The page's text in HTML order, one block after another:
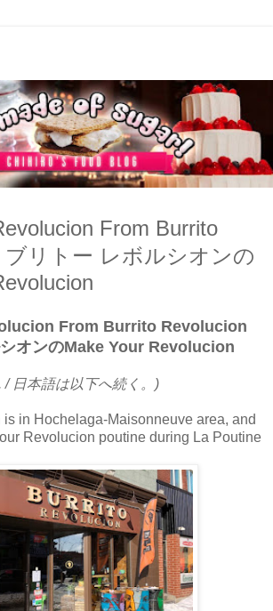
From Burrito
ブリトー レボルシオンの
From Burrito Revolucion
オンのMake Your Revolucion
日本語は以下へ続く。)
in Hochelaga-Maisonneuve area, and
Revolucion poutine during La Poutine